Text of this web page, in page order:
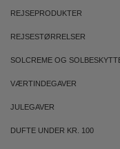
REJSEPRODUKTER
REJSESTØRRELSER
SOLCREME OG
VÆRTINDEGAVER
JULEGAVER
DUFTE UNDER KR. 100